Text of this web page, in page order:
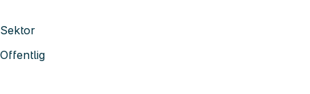
Sektor
Offentlig